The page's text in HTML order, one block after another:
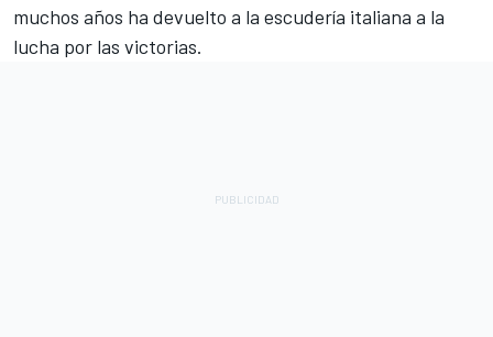
muchos años ha devuelto a la escudería italiana a la
lucha por las victorias.